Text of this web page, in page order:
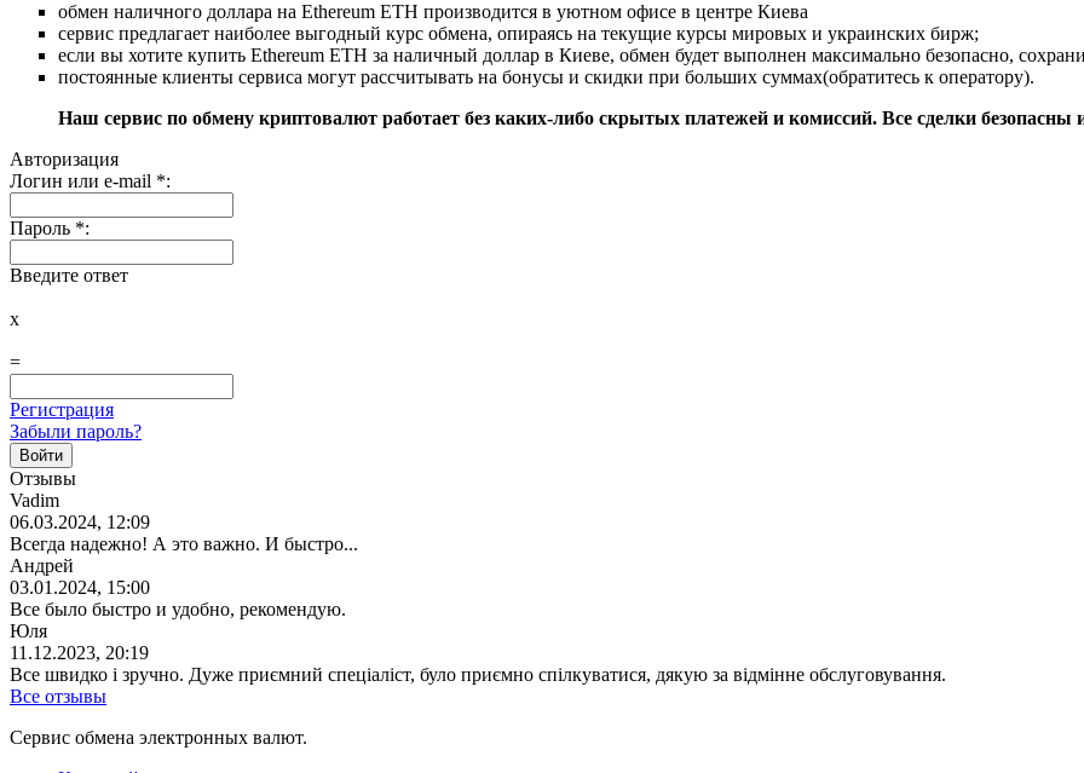
обмен наличного доллара на Ethereum ETH производится в уютном офисе в центре Киева
сервис предлагает наиболее выгодный курс обмена, опираясь на текущие курсы мировых и украинских бирж;
если вы хотите купить Ethereum ETH за наличный доллар в Киеве, обмен будет выполнен максимально безопасно,
постоянные клиенты сервиса могут рассчитывать на бонусы и скидки при больших суммах(обратитесь к оператору).
Наш сервис по обмену криптовалют работает без каких-либо скрытых платежей и комиссий. Все сделки
Авторизация
Логин или e-mail *:
Пароль *:
Введите ответ
x
=
Регистрация
Забыли пароль?
Отзывы
Vadim
06.03.2024, 12:09
Всегда надежно! А это важно. И быстро...
Андрей
03.01.2024, 15:00
Все было быстро и удобно, рекомендую.
Юля
11.12.2023, 20:19
Все швидко і зручно. Дуже приємний спеціаліст, було приємно спілкуватися, дякую за відмінне обслуговування.
Все отзывы
Сервис обмена электронных валют.